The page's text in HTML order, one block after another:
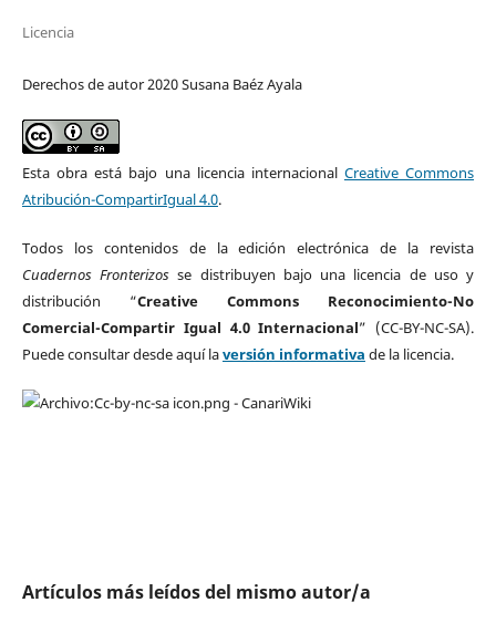
Licencia
Derechos de autor 2020 Susana Baéz Ayala
Esta obra está bajo una licencia internacional Creative Commons
Atribución-CompartirIgual 4.0.
Todos los contenidos de la edición electrónica de la revista
Cuadernos Fronterizos se distribuyen bajo una licencia de uso y
distribución “Creative Commons Reconocimiento-No
Comercial-Compartir Igual 4.0 Internacional” (CC-BY-NC-SA).
Puede consultar desde aquí laversión informativa de la licencia.
Artículos más leídos del mismo autor/a